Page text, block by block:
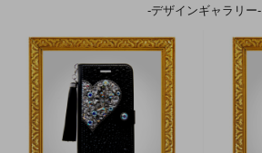
-デザインギャラリー-